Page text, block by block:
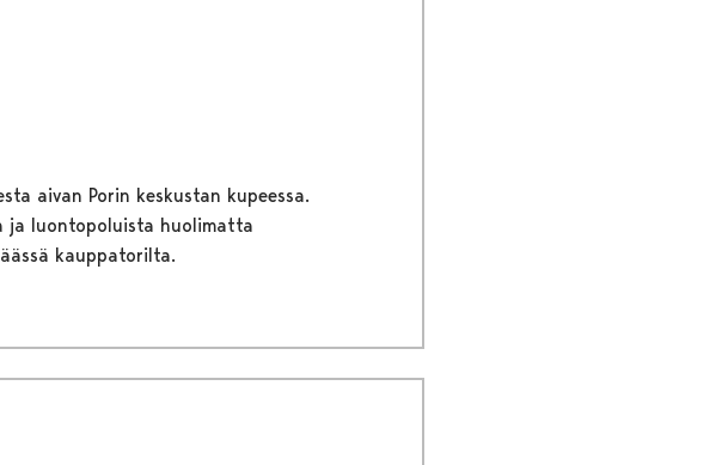
aivan Porin keskustan kupeessa.
ja luontopoluista huolimatta
kauppatorilta.